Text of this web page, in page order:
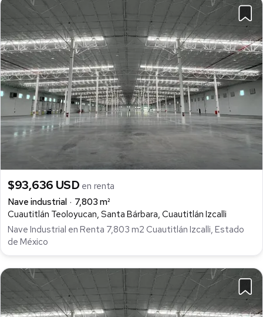
$93,636 USD en renta
Nave industrial
7,803 m²
Cuautitlán Teoloyucan, Santa Bárbara, Cuautitlán Izcalli
Nave Industrial en Renta 7,803 m2 Cuautitlán Izcalli, Estado
de México